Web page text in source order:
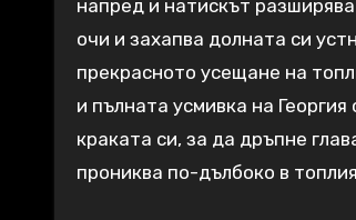
напред и натискът
очи и захапва долната си
прекрасното усещане на
и пълната усмивка на
краката си, за да дръпне
прониква по-дълбоко в